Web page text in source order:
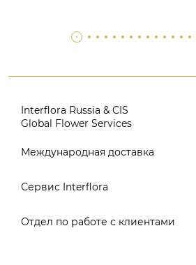
Interflora Russia & CIS
Global Flower Services
Версия для печати
Поиск
Международная доставка
Россия
Европа
Сервис Interflora
Заказ и оплата
Отдел по работе с клиентами